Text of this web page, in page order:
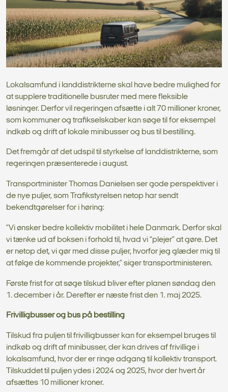
Lokalsamfund i landdistrikterne skal have bedre mulighed for
at supplere traditionelle busruter med mere fleksible
løsninger. Derfor vil regeringen afsætte i alt 70 millioner kroner,
som kommuner og trafikselskaber kan søge til for eksempel
indkøb og drift af lokale minibusser og bus til bestilling.
Det fremgår af det udspil til styrkelse af landdistrikterne, som
regeringen præsenterede i august.
Transportminister Thomas Danielsen ser gode perspektiver i
de nye puljer, som Trafikstyrelsen netop har sendt
bekendtgørelser for i høring:
”Vi ønsker bedre kollektiv mobilitet i hele Danmark. Derfor skal
vi tænke ud af boksen i forhold til, hvad vi “plejer” at gøre. Det
er netop det, vi gør med disse puljer, hvorfor jeg glæder mig til
at følge de kommende projekter,” siger transportministeren.
Første frist for at søge tilskud bliver efter planen søndag den
1. december i år. Derefter er næste frist den 1. maj 2025.
Frivilligbusser og bus på bestilling
Tilskud fra puljen til frivilligbusser kan for eksempel bruges til
indkøb og drift af minibusser, der kan drives af frivillige i
lokalsamfund, hvor der er ringe adgang til kollektiv transport.
Tilskuddet til puljen ydes i 2024 og 2025, hvor der hvert år
afsættes 10 millioner kroner.